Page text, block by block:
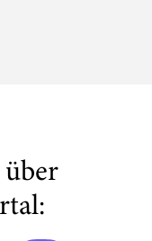
es um Gesichter